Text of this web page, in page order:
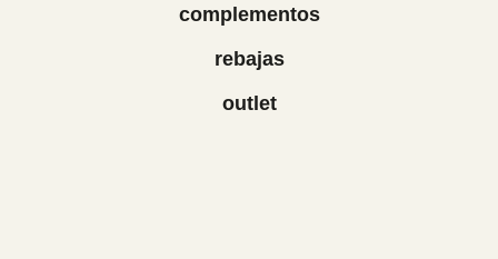
complementos
rebajas
outlet